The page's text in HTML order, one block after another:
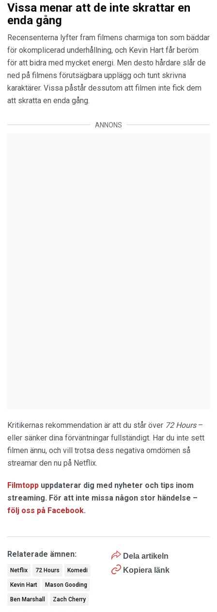
Vissa menar att de inte skrattar en
enda gång
Recensenterna lyfter fram filmens charmiga ton som bäddar
för okomplicerad underhållning, och Kevin Hart får beröm
för att bidra med mycket energi. Men desto hårdare slår de
ned på filmens förutsägbara upplägg och tunt skrivna
karaktärer. Vissa påstår dessutom att filmen inte fick dem
att skratta en enda gång.
ANNONS
Kritikernas rekommendation är att du står över 72 Hours –
eller sänker dina förväntningar fullständigt. Har du inte sett
filmen ännu, och vill trotsa dess negativa omdömen så
streamar den nu på Netflix.
Filmtopp uppdaterar dig med nyheter och tips inom
streaming. För att inte missa någon stor händelse –
följ oss på Facebook.
Dela artikeln
Kopiera länk
Relaterade ämnen:
Netflix 72 Hours Komedi
Kevin Hart Mason Gooding
Ben Marshall Zach Cherry